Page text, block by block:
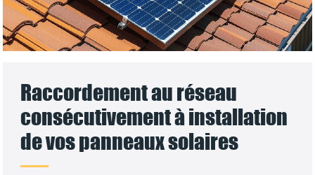
Raccordement au réseau
consécutivement à installation
de vos panneaux solaires